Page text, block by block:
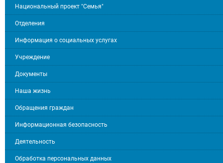
Национальный проект "Семья"
Отделения
Информация о социальных услугах
Учреждение
Документы
Наша жизнь
Обращения граждан
Информационная безопасность
Деятельность
Обработка персональных данных